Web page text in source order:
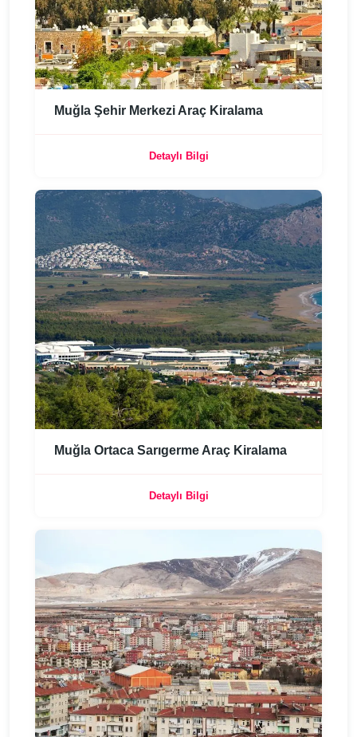
Muğla Şehir Merkezi Araç Kiralama
Detaylı Bilgi
Muğla Ortaca Sarıgerme Araç Kiralama
Detaylı Bilgi